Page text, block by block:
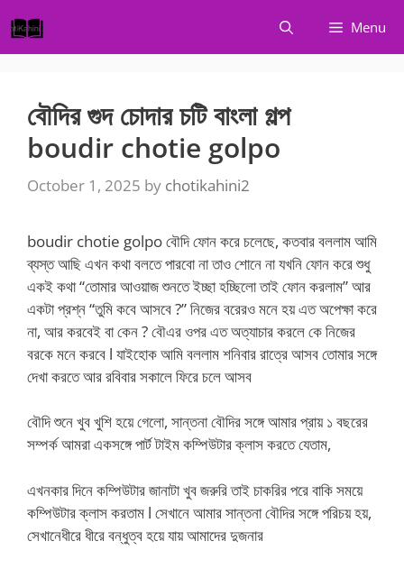
to
content
Menu
বৌদির গুদ চোদার চটি বাংলা গল্প
boudir chotie golpo
October 1, 2025 by chotikahini2
boudir chotie golpo বৌদি ফোন করে চলেছে, কতবার বললাম আমি
ব্যস্ত আছি এখন কথা বলতে পারবো না তাও শোনে না যখনি ফোন করে শুধু
একই কথা “তোমার আওয়াজ শুনতে ইচ্ছা হচ্ছিলো তাই ফোন করলাম” আর
একটা প্রশ্ন “তুমি কবে আসবে ?” নিজের বরেরও মনে হয় এত অপেক্ষা করে
না, আর করবেই বা কেন ? বৌএর ওপর এত অত্যাচার করলে কে নিজের
বরকে মনে করবে l যাইহোক আমি বললাম শনিবার রাত্রে আসব তোমার সঙ্গে
দেখা করতে আর রবিবার সকালে ফিরে চলে আসব
বৌদি শুনে খুব খুশি হয়ে গেলো, সান্তনা বৌদির সঙ্গে আমার প্রায় ১ বছরের
সম্পর্ক আমরা একসঙ্গে পার্ট টাইম কম্পিউটার ক্লাস করতে যেতাম,
এখনকার দিনে কম্পিউটার জানাটা খুব জরুরি তাই চাকরির পরে বাকি সময়ে
কম্পিউটার ক্লাস করতাম l সেখানে আমার সান্তনা বৌদির সঙ্গে পরিচয় হয়,
সেখানেধীরে ধীরে বন্ধুত্ব হয়ে যায় আমাদের দুজনার